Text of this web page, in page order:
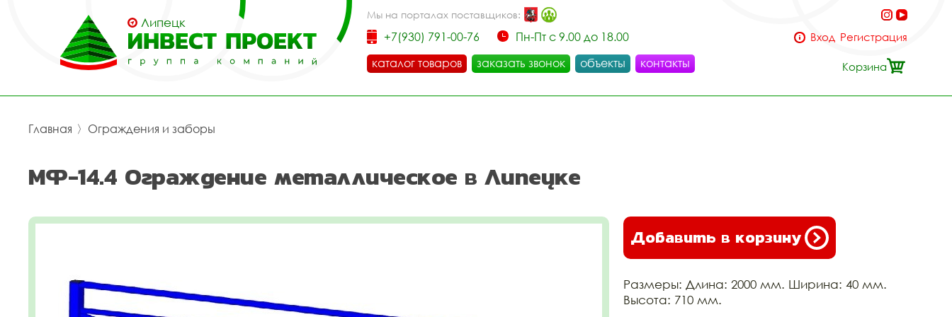
Липецк
Мы на порталах поставщиков:
+7(930) 791-00-76
Пн-Пт с 9.00 до 18.00
каталог товаров
заказать звонок объекты контакты
Вход Регистрация
Корзина
Главная 〉 Ограждения и заборы
МФ-14.4 Ограждение металлическое в Липецке
Добавить в корзину
Размеры: Длина: 2000 мм. Ширина: 40 мм.
Высота: 710 мм.